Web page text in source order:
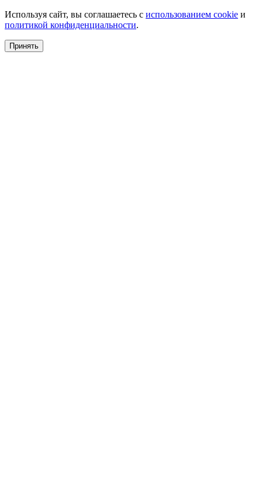
Используя сайт, вы соглашаетесь с использованием cookie и
политикой конфиденциальности.
Принять